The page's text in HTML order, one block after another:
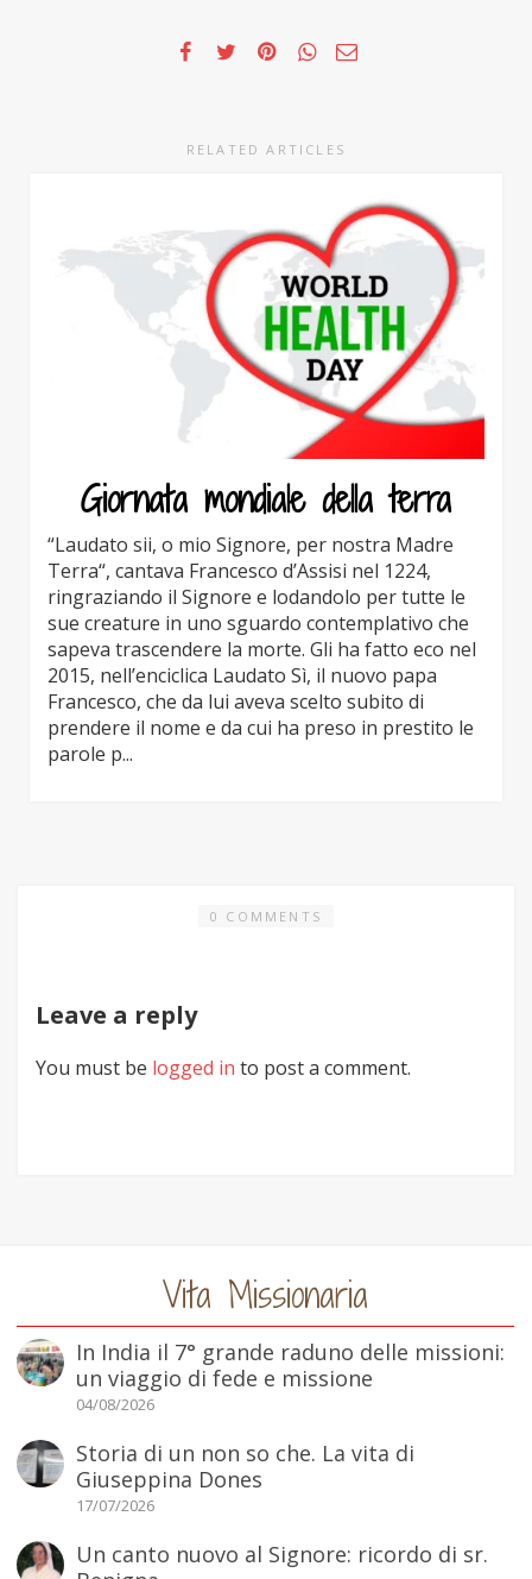
RELATED ARTICLES
Giornata mondiale della terra
“Laudato sii, o mio Signore, per nostra Madre
Terra“, cantava Francesco d’Assisi nel 1224,
ringraziando il Signore e lodandolo per tutte le
sue creature in uno sguardo contemplativo che
sapeva trascendere la morte. Gli ha fatto eco nel
2015, nell’enciclica Laudato Sì, il nuovo papa
Francesco, che da lui aveva scelto subito di
prendere il nome e da cui ha preso in prestito le
parole p...
0 COMMENTS
Leave a reply
You must be logged in to post a comment.
Vita Missionaria
In India il 7° grande raduno delle missioni:
un viaggio di fede e missione
04/08/2026
Storia di un non so che. La vita di
Giuseppina Dones
17/07/2026
Un canto nuovo al Signore: ricordo di sr.